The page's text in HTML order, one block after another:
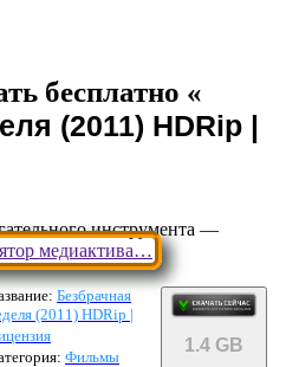
инструмента —
медиактива…
Безбрачная
(2011) HDRip |
1.4 GB
Фильмы